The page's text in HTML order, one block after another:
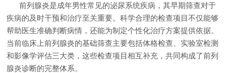
前列腺炎是成年男性常见的泌尿系统疾病，其早期筛查对于
疾病的及时干预和治疗至关重要。科学合理的检查项目不仅能够
帮助医生准确判断病情，还能为制定个性化治疗方案提供依据。
当前临床上前列腺炎的基础筛查主要包括体格检查、实验室检测
和影像学评估三大类，这些检查项目相互补充，共同构成了前列
腺炎诊断的完整体系。